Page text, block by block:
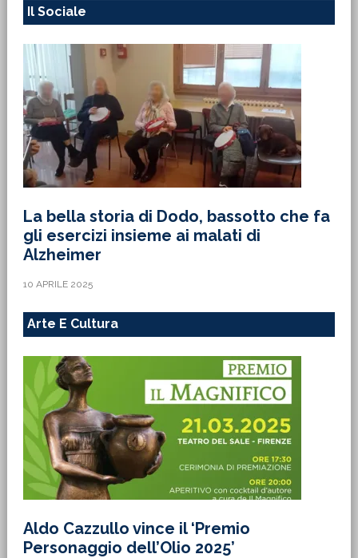
Il Sociale
La bella storia di Dodo, bassotto che fa
gli esercizi insieme ai malati di
Alzheimer
10 APRILE 2025
Arte E Cultura
Aldo Cazzullo vince il ‘Premio
Personaggio dell’Olio 2025’